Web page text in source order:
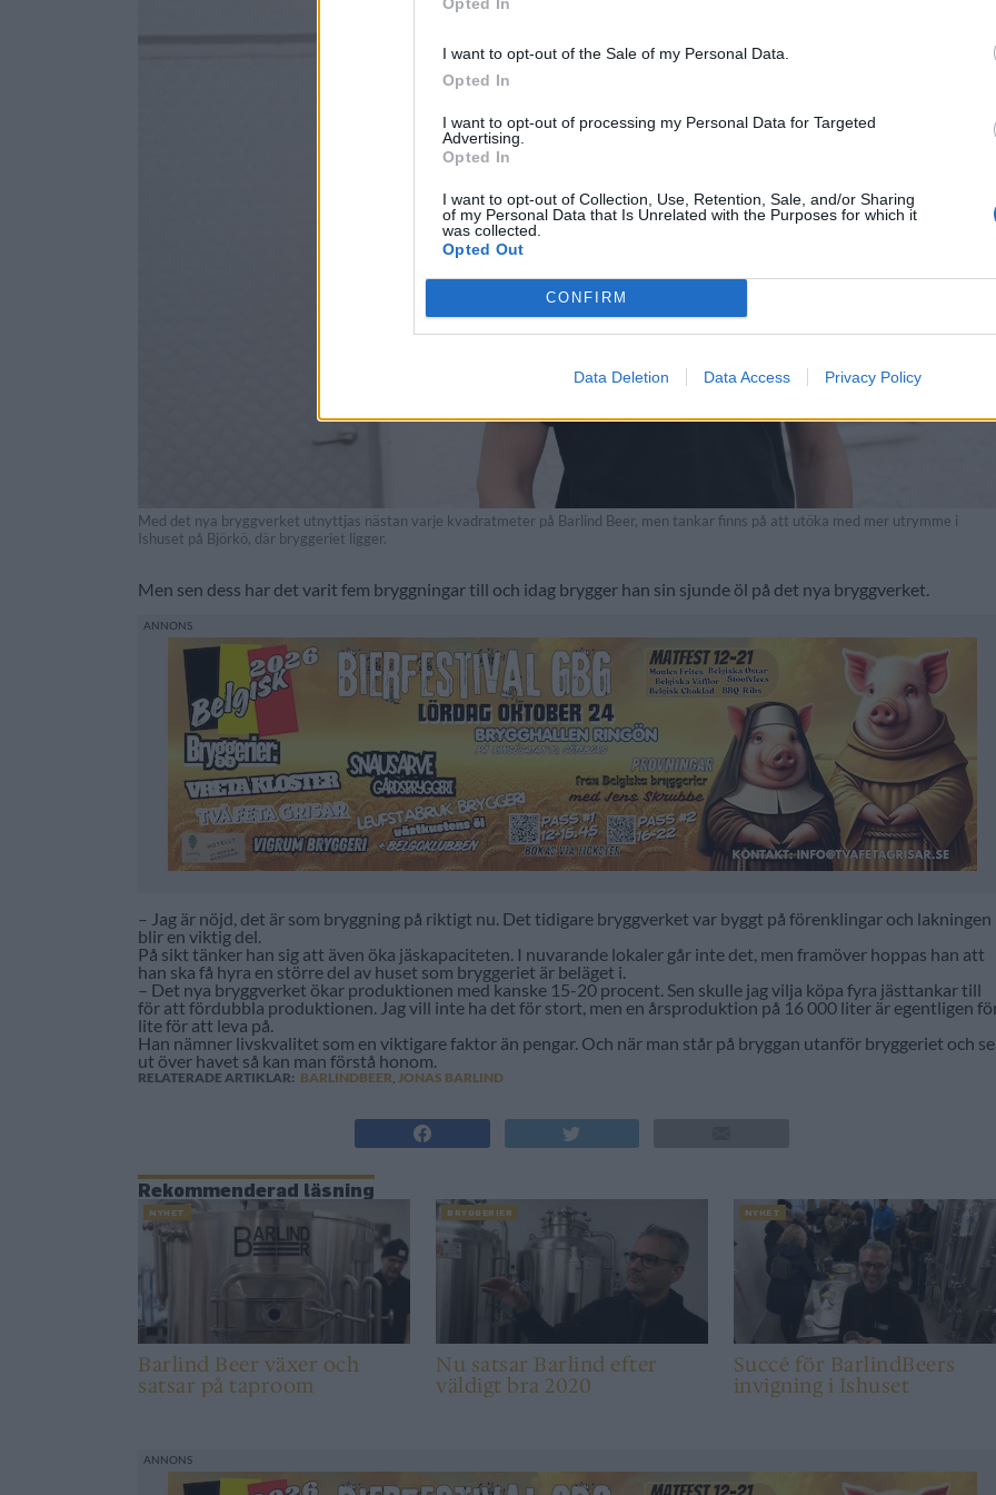
I want to opt-out of the Sale of my Personal Data.
Opted In
I want to opt-out of processing my Personal Data for Targeted
Advertising.
Opted In
I want to opt-out of Collection, Use, Retention, Sale, and/or Sharing
of my Personal Data that Is Unrelated with the Purposes for which it
was collected.
Opted Out
CONFIRM
Data Deletion Data Access Privacy Policy
Med det nya bryggverket utnyttjas nästan varje kvadratmeter på Barlind Beer, men tankar finns på att utöka med mer utrymme i
Ishuset på Björkö, där bryggeriet ligger.
Men sen dess har det varit fem bryggningar till och idag brygger han sin sjunde öl på det nya bryggverket.
– Jag är nöjd, det är som bryggning på riktigt nu. Det tidigare bryggverket var byggt på förenklingar och lakningen
blir en viktig del.
På sikt tänker han sig att även öka jäskapaciteten. I nuvarande lokaler går inte det, men framöver hoppas han att
han ska få hyra en större del av huset som bryggeriet är beläget i.
– Det nya bryggverket ökar produktionen med kanske 15-20 procent. Sen skulle jag vilja köpa fyra jästtankar till
för att fördubbla produktionen. Jag vill inte ha det för stort, men en årsproduktion på 16 000 liter är egentligen
lite för att leva på.
Han nämner livskvalitet som en viktigare faktor än pengar. Och när man står på bryggan utanför bryggeriet och
ut över havet så kan man förstå honom.
RELATERADE ARTIKLAR: BARLINDBEER,JONAS BARLIND
Rekommenderad läsning
NYHET
Barlind Beer växer och
satsar på taproom
BRYGGERIER
Nu satsar Barlind efter
väldigt bra 2020
NYHET
Succé för BarlindBeers
invigning i Ishuset